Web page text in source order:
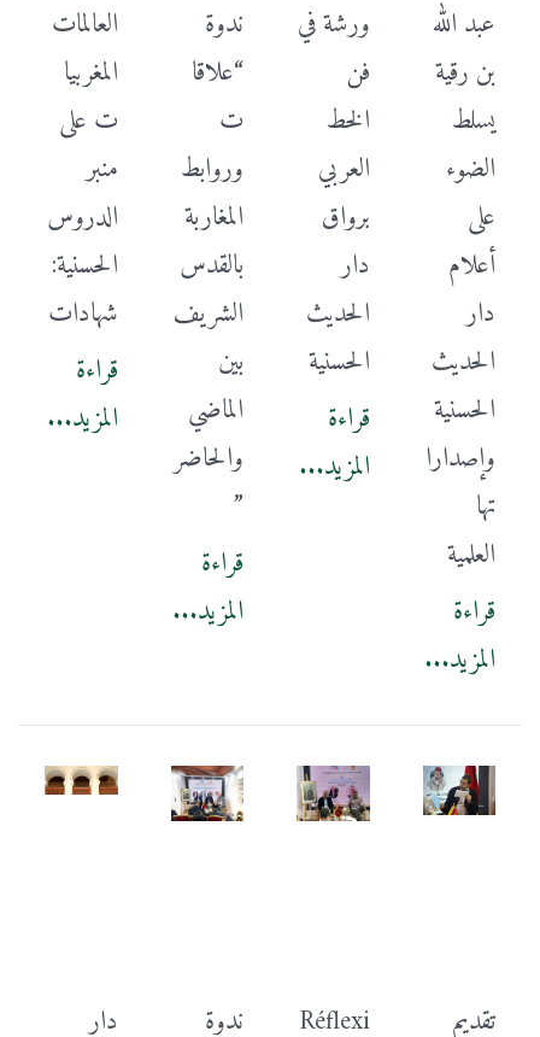
عبد الله
بن رقية
يسلط
الضوء
على
أعلام
دار
الحديث
الحسنية
وإصدارا
تها
العلمية
قراءة
المزيد...
ورشة في
فن
الخط
العربي
برواق
دار
الحديث
الحسنية
قراءة
المزيد...
ندوة
“علاقا
ت
وروابط
المغاربة
بالقدس
الشريف
بين
الماضي
والحاضر
”
قراءة
المزيد...
العالمات
المغربيا
ت على
منبر
الدروس
الحسنية:
شهادات
قراءة
المزيد...
تقديم
Réflexi
ندوة
دار